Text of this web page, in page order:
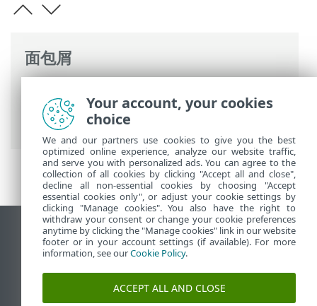
面包屑
高级设置
>保护 >文件系统实时防护>进程
排除> 添加或编辑进程排除
查看桌面站点
End of Life
ESET 知识库
Your account, your cookies
choice
We and our partners use cookies to give you the best
optimized online experience, analyze our website traffic,
and serve you with personalized ads. You can agree to the
collection of all cookies by clicking "Accept all and close",
decline all non-essential cookies by choosing "Accept
essential cookies only", or adjust your cookie settings by
clicking "Manage cookies". You also have the right to
withdraw your consent or change your cookie preferences
anytime by clicking the "Manage cookies" link in our website
footer or in your account settings (if available). For more
information, see ourCookie Policy.
ACCEPT ALL AND CLOSE